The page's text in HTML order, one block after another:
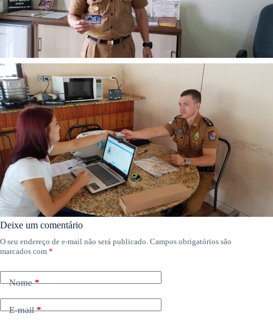
Deixe um comentário
O seu endereço de e-mail não será publicado. Campos obrigatórios são
marcados com *
Nome*
E-mail*